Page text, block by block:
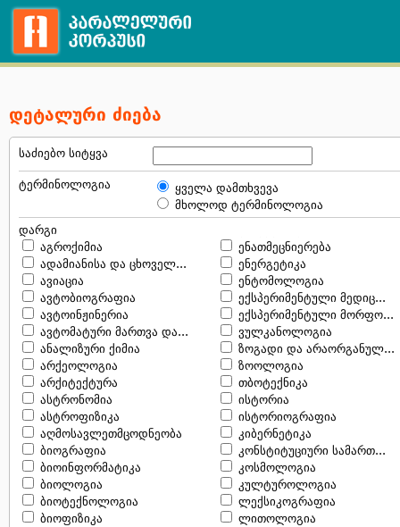
დეტალური ძიება
საძიებო სიტყვა
ტერმინოლოგია
ყველა დამთხვევა
მხოლოდ ტერმინოლოგია
დარგი
აგროქიმია
ადამიანისა და ცხოველ...
ავიაცია
ავტობიოგრაფია
ავტოინჟინერია
ავტომატური მართვა და...
ანალიზური ქიმია
არქეოლოგია
არქიტექტურა
ასტრონომია
ასტროფიზიკა
აღმოსავლეთმცოდნეობა
ბიოგრაფია
ბიოინფორმატიკა
ბიოლოგია
ბიოტექნოლოგია
ბიოფიზიკა
ენათმეცნიერება
ენერგეტიკა
ენტომოლოგია
ექსპერიმენტული მედიც...
ექსპერიმენტული მორფო...
ვულკანოლოგია
ზოგადი და არაორგანულ...
ზოოლოგია
თბოტექნიკა
ისტორია
ისტორიოგრაფია
კიბერნეტიკა
კონსტიტუციური სამართ...
კოსმოლოგია
კულტუროლოგია
ლექსიკოგრაფია
ლითოლოგია